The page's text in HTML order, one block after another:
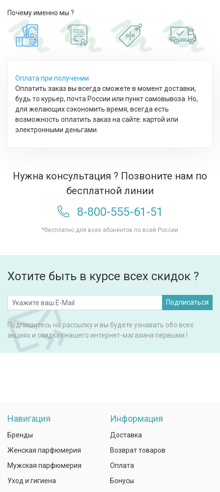
Почему именно мы ?
Оплата при получении
Оплатить заказ вы всегда сможете в момент доставки,
будь то курьер, почта России или пункт самовывоза. Но,
для желающих сэкономить время, всегда есть
возможность оплатить заказ на сайте: картой или
электронными деньгами.
Нужна консультация ? Позвоните нам по
бесплатной линии
8-800-555-61-51
*бесплатно для всех абонентов по всей России
Хотите быть в курсе всех скидок ?
Подписаться
Подпишитесь на рассылку и вы будете узнавать обо всех
акциях и скидках нашего интернет-магазина первыми !
Навигация
Бренды
Женская парфюмерия
Мужская парфюмерия
Уход и гигиена
Информация
Доставка
Возврат товаров
Оплата
Бонусы